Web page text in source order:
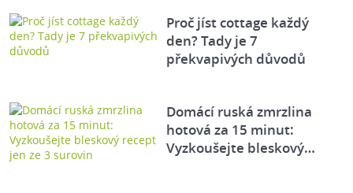
Proč jíst cottage každý
den? Tady je 7
překvapivých důvodů
Domácí ruská zmrzlina
hotová za 15 minut:
Vyzkoušejte bleskový…